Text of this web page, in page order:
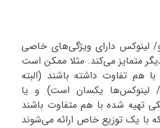
لینوکس دارای ویژگی‌های خاصی
متمایز می‌کند. مثلا ممکن است
هم تفاوت داشته باشند (البته
یکسان است) و یا
تهیه شده با هم متفاوت باشند
با یک توزیع خاص ارائه می‌شوند